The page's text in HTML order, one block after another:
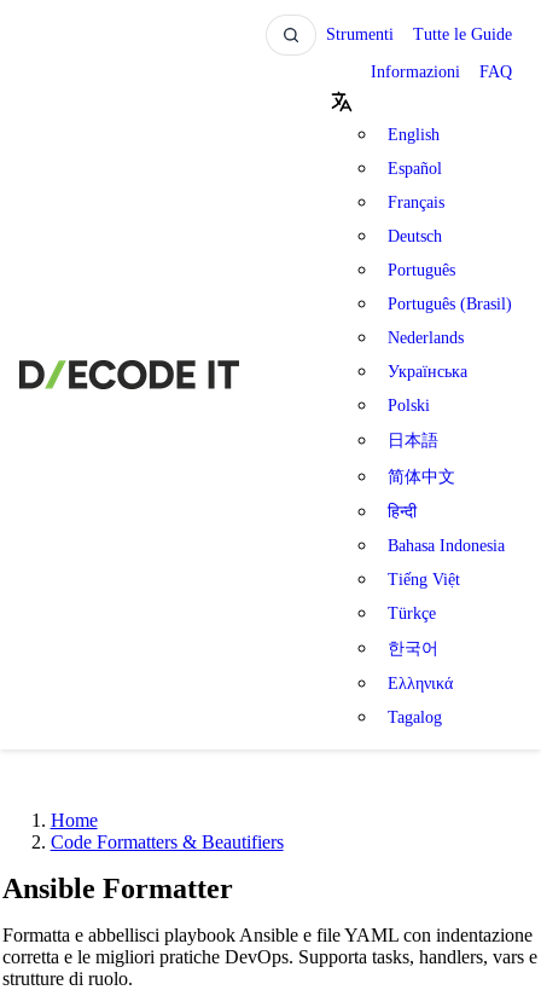
Strumenti Tutte le Guide
Informazioni FAQ
English
Español
Français
Deutsch
Português
Português (Brasil)
Nederlands
Українська
Polski
日本語
简体中文
हिन्दी
Bahasa Indonesia
Tiếng Việt
Türkçe
한국어
Ελληνικά
Tagalog
Home
Code Formatters & Beautifiers
Ansible Formatter
Formatta e abbellisci playbook Ansible e file YAML con indentazione
corretta e le migliori pratiche DevOps. Supporta tasks, handlers, vars e
strutture di ruolo.